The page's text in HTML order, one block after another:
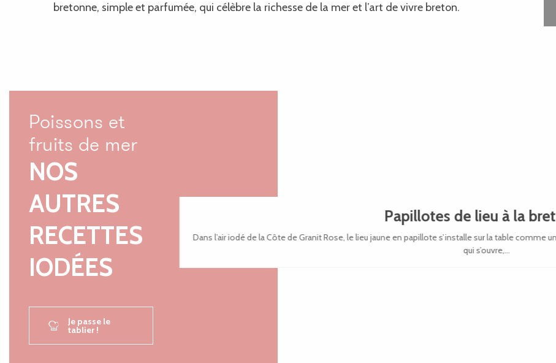
bretonne, simple et parfumée, qui célèbre la richesse de la mer et l’art de vivre breton.
Poissons et
fruits de mer
NOS
AUTRES
RECETTES
IODÉES
Je passe le
tablier !
Papillotes de lieu à la
Dans l’air iodé de la Côte de Granit Rose, le lieu jaune en papillote s’installe sur la table comme
qui s’ouvre,...